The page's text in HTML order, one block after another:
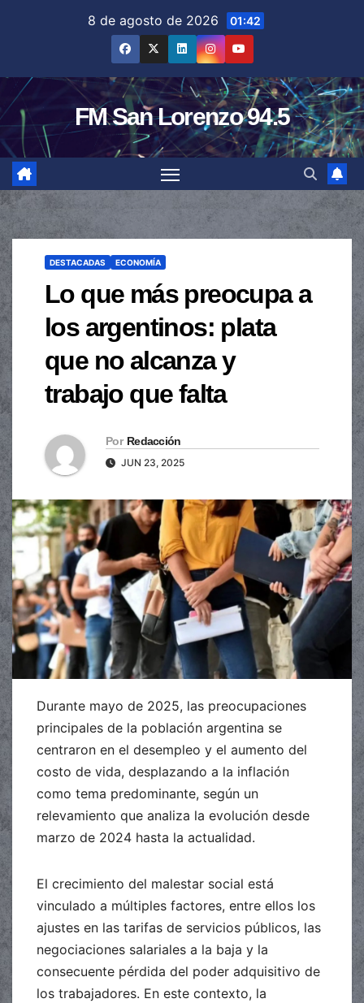
8 de agosto de 2026 01:42
FM San Lorenzo 94.5
DESTACADAS ECONOMÍA
Lo que más preocupa a
los argentinos: plata
que no alcanza y
trabajo que falta
Por Redacción
JUN 23, 2025
Durante mayo de 2025, las preocupaciones
principales de la población argentina se
centraron en el desempleo y el aumento del
costo de vida, desplazando a la inflación
como tema predominante, según un
relevamiento que analiza la evolución desde
marzo de 2024 hasta la actualidad.
El crecimiento del malestar social está
vinculado a múltiples factores, entre ellos los
ajustes en las tarifas de servicios públicos, las
negociaciones salariales a la baja y la
consecuente pérdida del poder adquisitivo de
los trabajadores. En este contexto, la